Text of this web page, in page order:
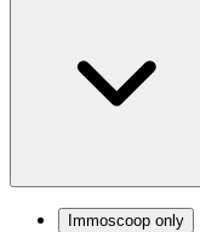
Immoscoop only